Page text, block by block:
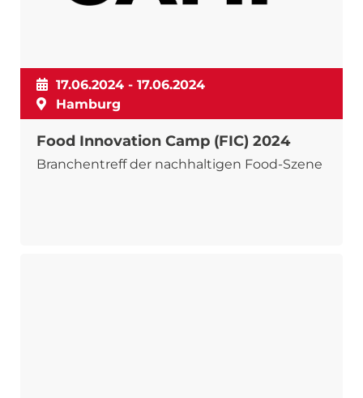
17.06.2024 - 17.06.2024
Hamburg
Food Innovation Camp (FIC) 2024
Branchentreff der nachhaltigen Food-Szene